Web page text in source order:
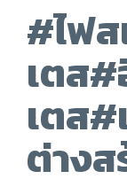
#ไฟ
เตส#
เตส
ต่างส